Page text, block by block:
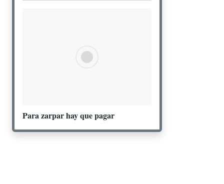
Para zarpar hay que pagar